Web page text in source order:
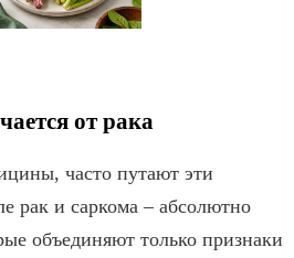
от рака
часто путают эти
рак и саркома – абсолютно
объединяют только признаки